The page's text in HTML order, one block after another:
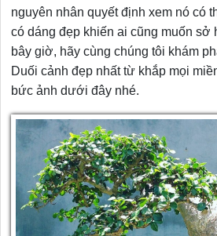
nguyên nhân quyết định xem nó có
có dáng đẹp khiến ai cũng muốn sở
bây giờ, hãy cùng chúng tôi khám
Duối cảnh đẹp nhất từ khắp mọi
bức ảnh dưới đây nhé.